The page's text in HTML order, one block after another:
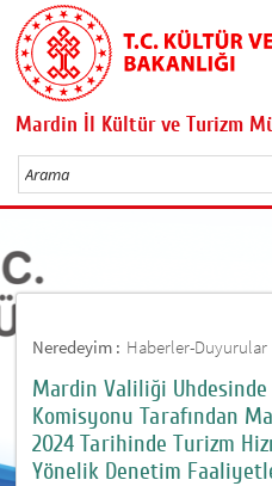
Mardin İl Kültür ve Turizm
Neredeyim : Haberler-Duyurular
Mardin Valiliği
Komisyonu Tarafından
2024 Tarihinde Turizm
Yönelik Denetim